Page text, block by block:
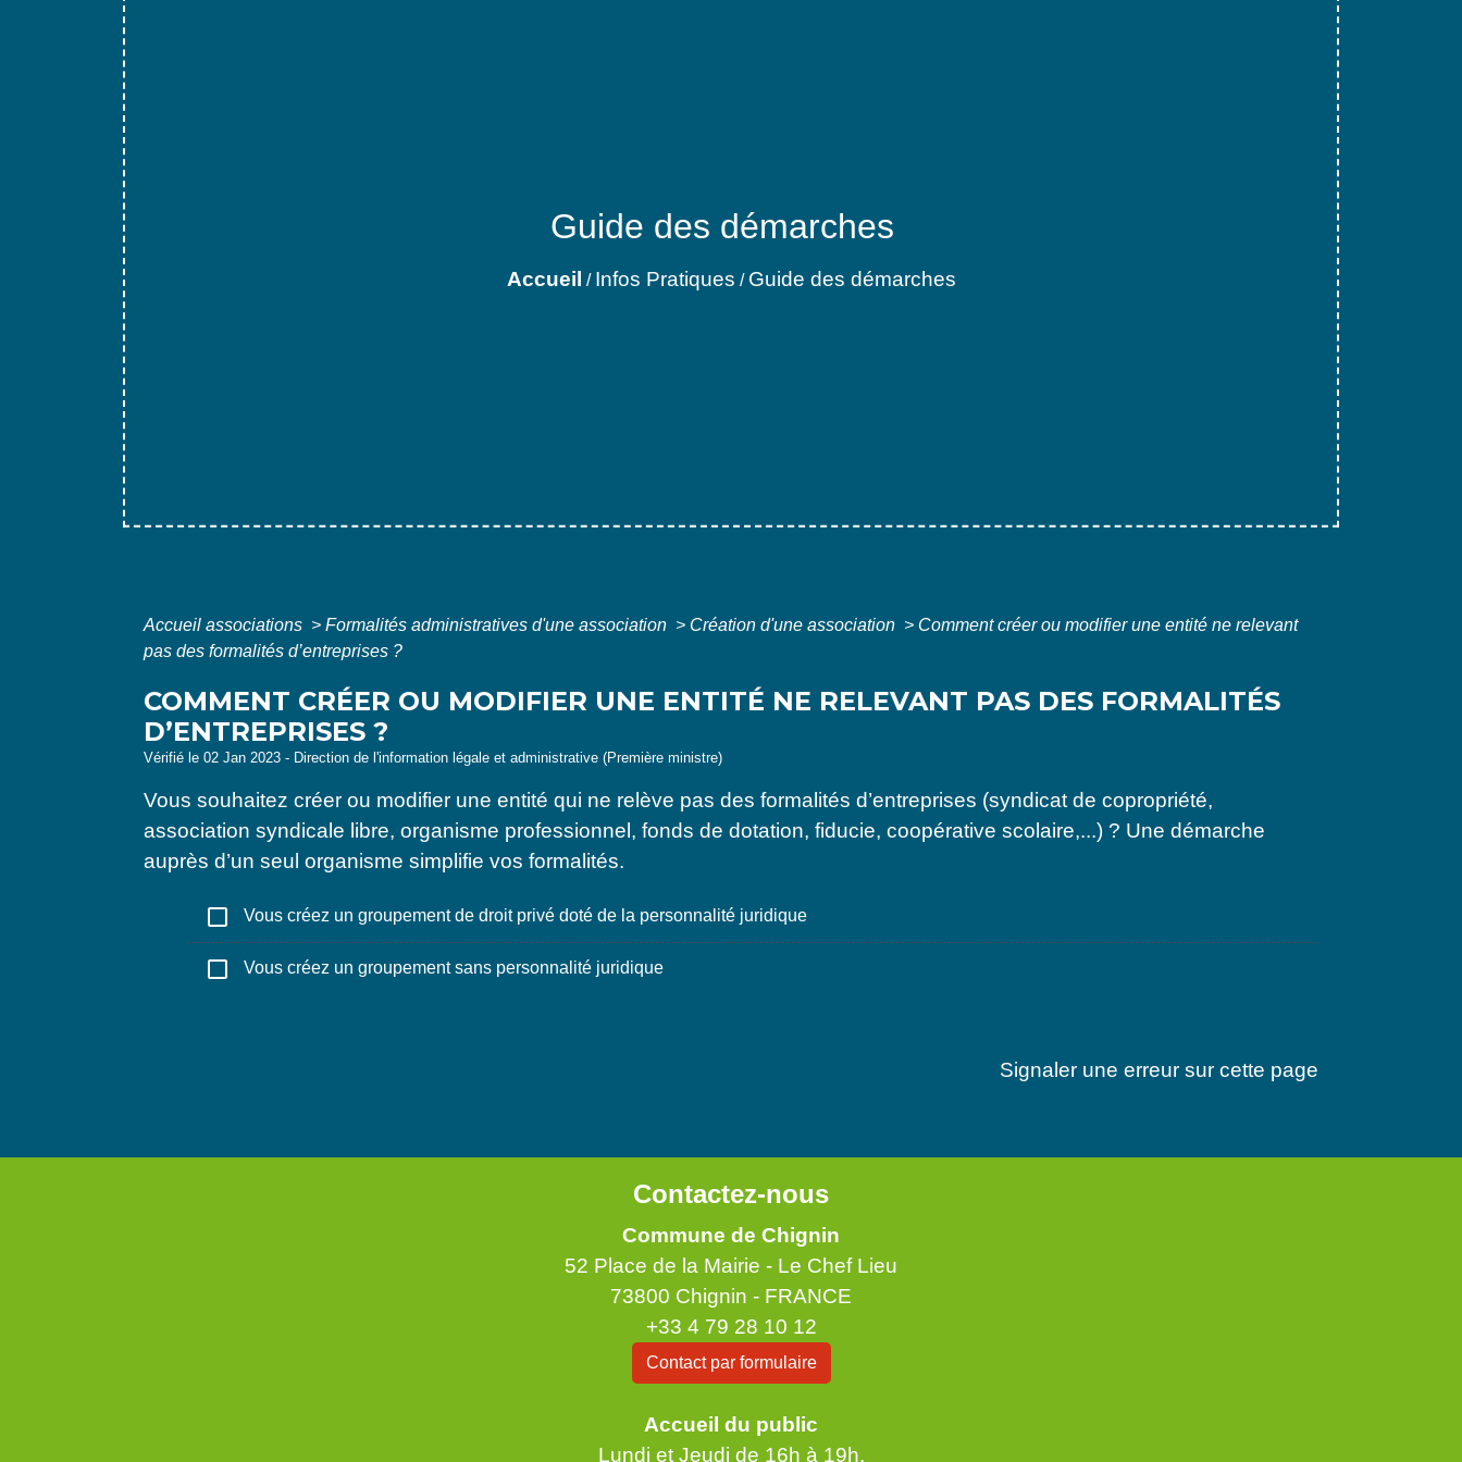
Guide des démarches
Accueil / Infos Pratiques / Guide des démarches
Accueil associations > Formalités administratives d'une association > Création d'une association > Comment créer ou modifier une entité ne relevant
pas des formalités d’entreprises ?
COMMENT CRÉER OU MODIFIER UNE ENTITÉ NE RELEVANT PAS DES FORMALITÉS
D’ENTREPRISES ?
Vérifié le 02 Jan 2023 - Direction de l'information légale et administrative (Première ministre)
Vous souhaitez créer ou modifier une entité qui ne relève pas des formalités d’entreprises (syndicat de copropriété,
association syndicale libre, organisme professionnel, fonds de dotation, fiducie, coopérative scolaire,...) ? Une démarche
auprès d’un seul organisme simplifie vos formalités.
check_box_outline_blank Vous créez un groupement de droit privé doté de la personnalité juridique
check_box_outline_blank Vous créez un groupement sans personnalité juridique
Signaler une erreur sur cette page
Contactez-nous
Commune de Chignin
52 Place de la Mairie - Le Chef Lieu
73800 Chignin - FRANCE
+33 4 79 28 10 12
Contact par formulaire
Accueil du public
Lundi et Jeudi de 16h à 19h.